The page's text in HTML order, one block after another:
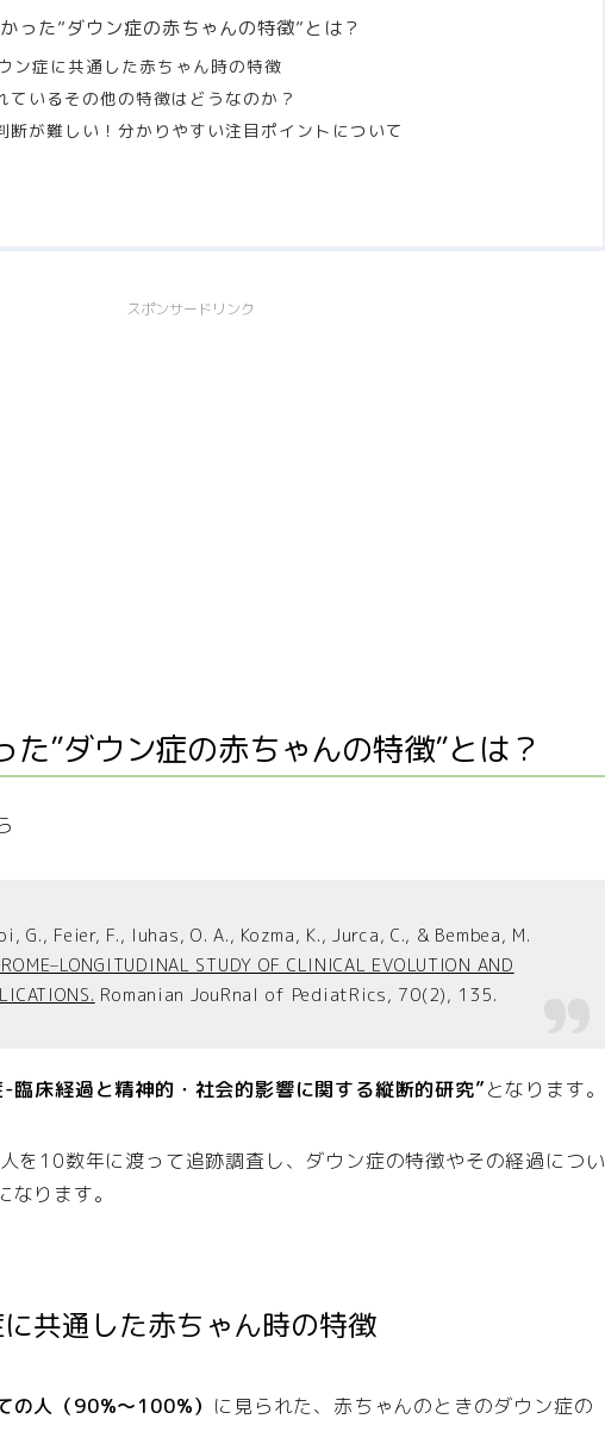
った”ダウン症の赤ちゃんの特徴”とは？
ン症に共通した赤ちゃん時の特徴
ているその他の特徴はどうなのか？
断が難しい！分かりやすい注目ポイントについて
スポンサードリンク
た”ダウン症の赤ちゃんの特徴”とは？
G., Feier, F., Iuhas, O. A., Kozma, K., Jurca, C., & Bembea, M.
STUDY OF CLINICAL EVOLUTION AND
Romanian JouRnal of PediatRics, 70(2), 135.
臨床経過と精神的・社会的影響に関する縦断的研究”となります。
を10数年に渡って追跡調査し、ダウン症の特徴やその経過につい
ります。
共通した赤ちゃん時の特徴
の人（90%〜100%） に見られた、赤ちゃんのときのダウン症の